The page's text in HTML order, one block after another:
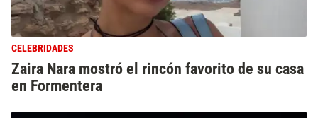
CELEBRIDADES
Zaira Nara mostró el rincón favorito de su casa
en Formentera